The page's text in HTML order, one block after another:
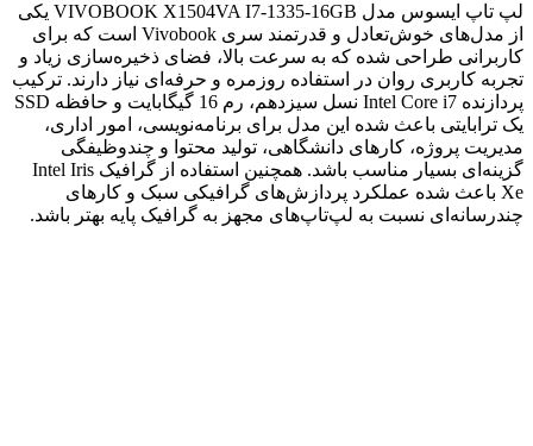
لپ تاپ ایسوس مدل VIVOBOOK X1504VA I7-1335-16GB یکی
از مدل‌های خوش‌تعادل و قدرتمند سری Vivobook است که برای
کاربرانی طراحی شده که به سرعت بالا، فضای ذخیره‌سازی زیاد و
تجربه کاربری روان در استفاده روزمره و حرفه‌ای نیاز دارند. ترکیب
پردازنده Intel Core i7 نسل سیزدهم، رم 16 گیگابایت و حافظه SSD
یک ترابایتی باعث شده این مدل برای برنامه‌نویسی، امور اداری،
مدیریت پروژه، کارهای دانشگاهی، تولید محتوا و چندوظیفگی
گزینه‌ای بسیار مناسب باشد. همچنین استفاده از گرافیک Intel Iris
Xe باعث شده عملکرد پردازش‌های گرافیکی سبک و کارهای
چندرسانه‌ای نسبت به لپ‌تاپ‌های مجهز به گرافیک پایه بهتر باشد.